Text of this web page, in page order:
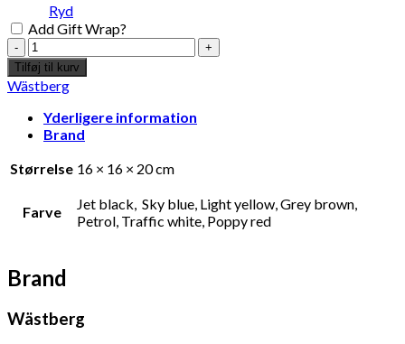
Ryd
Add Gift Wrap?
Île
/
w153,
Jet
black
-
Inga
Sempé
Tilføj til kurv
Wästberg
Yderligere information
Brand
Størrelse 16 × 16 × 20 cm
Farve
Jet black, Sky blue, Light yellow, Grey brown,
Petrol, Traffic white, Poppy red
Brand
Wästberg